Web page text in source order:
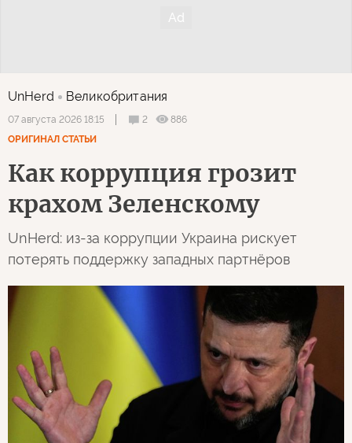
UnHerd Великобритания
07 августа 2026 18:15 2
886
ОРИГИНАЛ СТАТЬИ
Как коррупция грозит
крахом Зеленскому
UnHerd: из-за коррупции Украина рискует
потерять поддержку западных партнёров